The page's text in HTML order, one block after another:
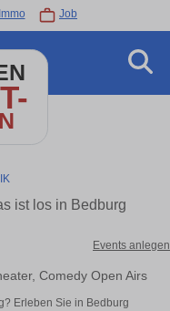
Immo Job
ist los in Bedburg
Events anlegen
Comedy Open Airs
Erleben Sie in Bedburg